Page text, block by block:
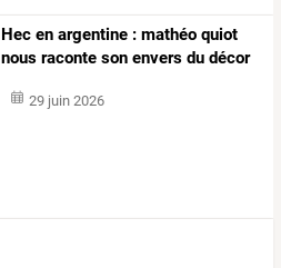
Hec en argentine : mathéo quiot
nous raconte son envers du décor
29 juin 2026